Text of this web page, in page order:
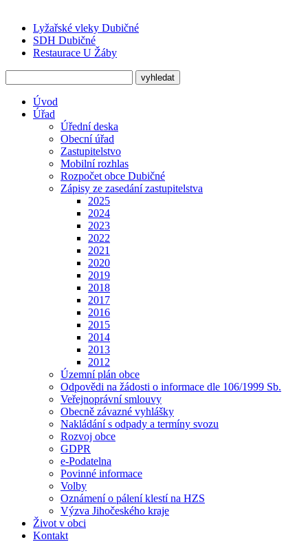
Lyžařské vleky Dubičné
SDH Dubičné
Restaurace U Žáby
Úvod
Úřad
Úřední deska
Obecní úřad
Zastupitelstvo
Mobilní rozhlas
Rozpočet obce Dubičné
Zápisy ze zasedání zastupitelstva
2025
2024
2023
2022
2021
2020
2019
2018
2017
2016
2015
2014
2013
2012
Územní plán obce
Odpovědi na žádosti o informace dle 106/1999 Sb.
Veřejnoprávní smlouvy
Obecně závazné vyhlášky
Nakládání s odpady a termíny svozu
Rozvoj obce
GDPR
e-Podatelna
Povinné informace
Volby
Oznámení o pálení klestí na HZS
Výzva Jihočeského kraje
Život v obci
Kontakt